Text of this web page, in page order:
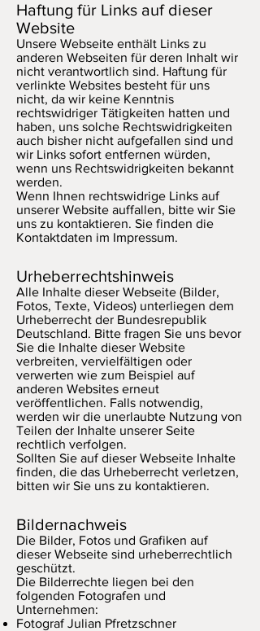
Haftung für Links auf dieser
Website
Unsere Webseite enthält Links zu
anderen Webseiten für deren Inhalt wir
nicht verantwortlich sind. Haftung für
verlinkte Websites besteht für uns
nicht, da wir keine Kenntnis
rechtswidriger Tätigkeiten hatten und
haben, uns solche Rechtswidrigkeiten
auch bisher nicht aufgefallen sind und
wir Links sofort entfernen würden,
wenn uns Rechtswidrigkeiten bekannt
werden.
Wenn Ihnen rechtswidrige Links auf
unserer Website auffallen, bitte wir Sie
uns zu kontaktieren. Sie finden die
Kontaktdaten im Impressum.
Urheberrechtshinweis
Alle Inhalte dieser Webseite (Bilder,
Fotos, Texte, Videos) unterliegen dem
Urheberrecht der Bundesrepublik
Deutschland. Bitte fragen Sie uns bevor
Sie die Inhalte dieser Website
verbreiten, vervielfältigen oder
verwerten wie zum Beispiel auf
anderen Websites erneut
veröffentlichen. Falls notwendig,
werden wir die unerlaubte Nutzung von
Teilen der Inhalte unserer Seite
rechtlich verfolgen.
Sollten Sie auf dieser Webseite Inhalte
finden, die das Urheberrecht verletzen,
bitten wir Sie uns zu kontaktieren.
Bildernachweis
Die Bilder, Fotos und Grafiken auf
dieser Webseite sind urheberrechtlich
geschützt.
Die Bilderrechte liegen bei den
folgenden Fotografen und
Unternehmen:
Fotograf Julian Pfretzschner